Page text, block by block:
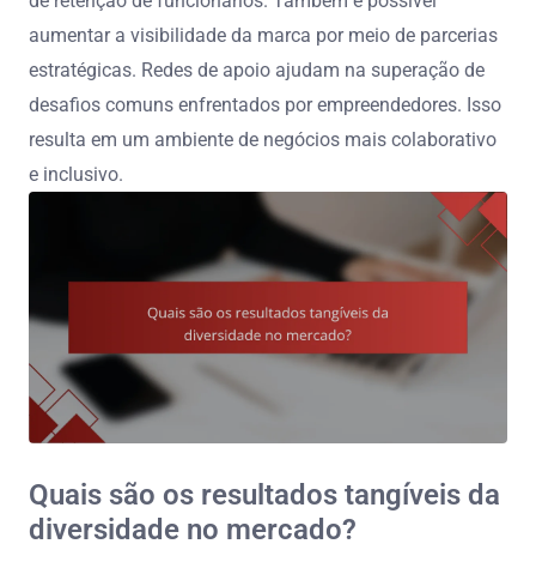
aumentar a visibilidade da marca por meio de parcerias
estratégicas. Redes de apoio ajudam na superação de
desafios comuns enfrentados por empreendedores. Isso
resulta em um ambiente de negócios mais colaborativo
e inclusivo.
Quais são os resultados tangíveis da
diversidade no mercado?